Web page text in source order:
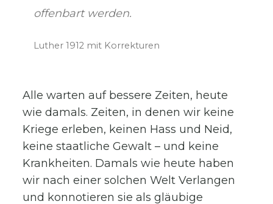
offenbart werden.
Luther 1912 mit Korrekturen
Alle warten auf bessere Zeiten, heute
wie damals. Zeiten, in denen wir keine
Kriege erleben, keinen Hass und Neid,
keine staatliche Gewalt – und keine
Krankheiten. Damals wie heute haben
wir nach einer solchen Welt Verlangen
und konnotieren sie als gläubige